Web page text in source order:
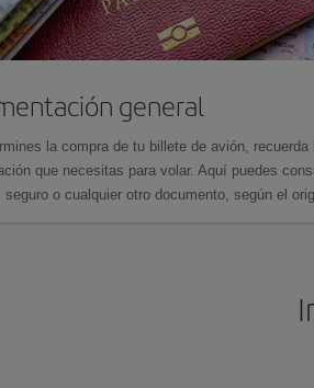
general
la compra de tu billete de avión, recuerda
que necesitas para volar. Aquí puedes
seguro o cualquier otro documento, según el